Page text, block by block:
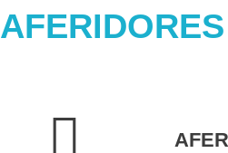
AFERIDORES